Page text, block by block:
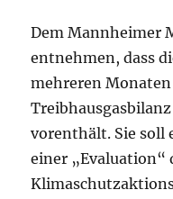
Dem Mannheimer
entnehmen, dass
mehreren
vorenthält. Sie soll
einer „Evaluation“